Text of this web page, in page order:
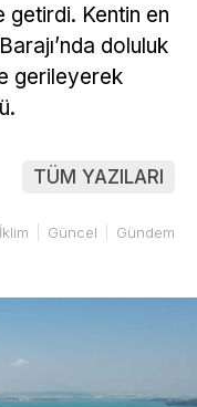
getirdi. Kentin en
doluluk
gerileyerek
TÜM YAZILARI
Güncel Gündem